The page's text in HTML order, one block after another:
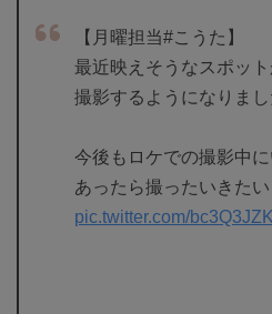
【月曜担当#こうた】
最近映えそうなスポッ
撮影するようになりまし
今後もロケでの撮影中
あったら撮ったいきた
pic.twitter.com/